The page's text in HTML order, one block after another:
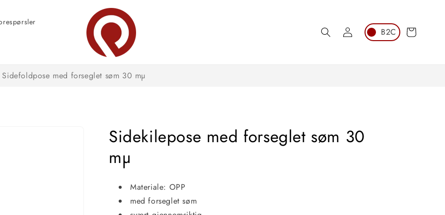
Logg
inn
Handlekurv
Sidefoldpose med forseglet søm 30 mµ
Sidekilepose med forseglet søm 30
mµ
Materiale: OPP
med forseglet søm